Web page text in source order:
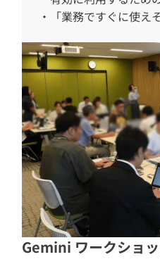
「業務ですぐに使え
Gemini ワークショ